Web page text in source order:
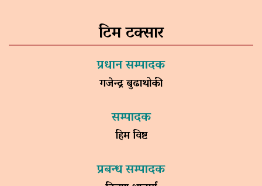
टिम टक्सार
प्रधान सम्पादक
गजेन्द्र बुढाथोकी
सम्पादक
हिम विष्ट
प्रबन्ध सम्पादक